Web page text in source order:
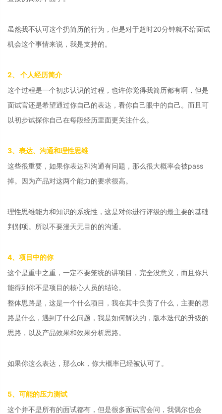
虽然我不认可这个扔简历的行为，但是对于超时20分钟就不给面试
机会这个事情来说，我是支持的。
2、 个人经历简介
这个过程是一个初步认识的过程，也许你觉得我简历都有啊，但是
面试官还是希望通过你自己的表达，看你自己眼中的自己。而且可
以初步试探你自己在每段经历里面更关注什么。
3、表达、沟通和理性思维
这些很重要，如果你表达和沟通有问题，那么很大概率会被pass
掉。因为产品对这两个能力的要求很高。
理性思维能力和知识的系统性，这是对你进行评级的最主要的基础
判别项。所以不要漫天无目的的沟通。
4、项目中的你
这个是重中之重，一定不要笼统的讲项目，完全没意义，而且你只
能得到你不是项目的核心人员的结论。
整体思路是，这是一个什么项目，我在其中负责了什么，主要的思
路是什么，遇到了什么问题，我是如何解决的，版本迭代的升级的
思路，以及产品效果和效果分析思路。
如果你这么表达，那么ok，你大概率已经被认可了。
5、可能的压力测试
这个并不是所有的面试都有，但是很多面试官会问，我偶尔也会